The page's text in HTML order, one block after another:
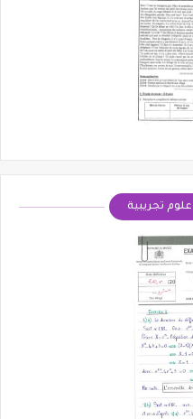
تجريبية